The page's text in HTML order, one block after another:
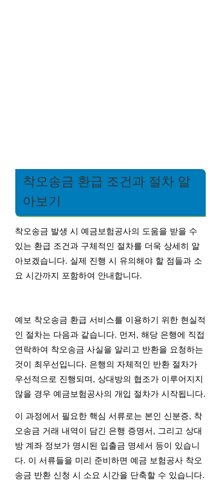
착오송금 환급 조건과 절차 알
아보기
착오송금 발생 시 예금보험공사의 도움을 받을 수
있는 환급 조건과 구체적인 절차를 더욱 상세히 알
아보겠습니다. 실제 진행 시 유의해야 할 점들과 소
요 시간까지 포함하여 안내합니다.
예보 착오송금 환급 서비스를 이용하기 위한 현실적
인 절차는 다음과 같습니다. 먼저, 해당 은행에 직접
연락하여 착오송금 사실을 알리고 반환을 요청하는
것이 최우선입니다. 은행의 자체적인 반환 절차가
우선적으로 진행되며, 상대방의 협조가 이루어지지
않을 경우 예금보험공사의 개입 절차가 시작됩니다.
이 과정에서 필요한 핵심 서류로는 본인 신분증, 착
오송금 거래 내역이 담긴 은행 증명서, 그리고 상대
방 계좌 정보가 명시된 입출금 명세서 등이 있습니
다. 이 서류들을 미리 준비하면 예금 보험공사 착오
송금 반환 신청 시 소요 시간을 단축할 수 있습니다.